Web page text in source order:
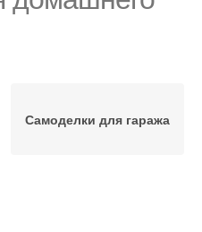
Самоделки для гаража